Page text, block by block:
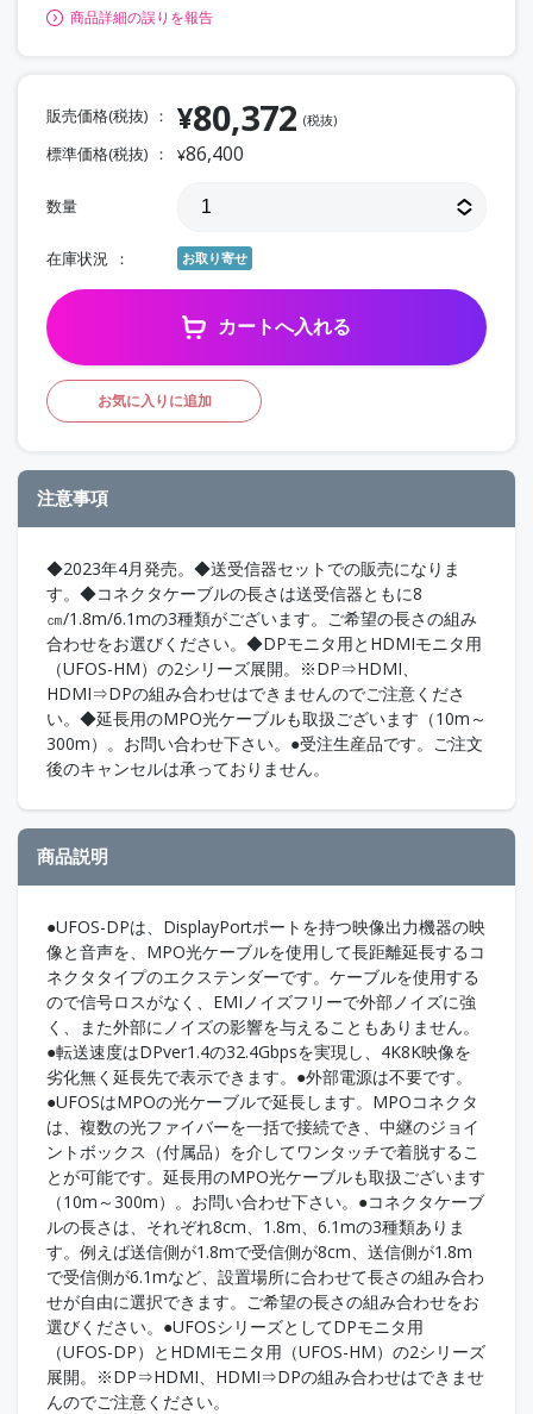
商品詳細の誤りを報告
販売価格(税抜) ¥80,372 (税抜)
標準価格(税抜) ¥86,400
数量
在庫状況 お取り寄せ
カートへ入れる
お気に入りに追加
注意事項
◆2023年4月発売。◆送受信器セットでの販売になりま
す。◆コネクタケーブルの長さは送受信器ともに8
㎝/1.8m/6.1mの3種類がございます。ご希望の長さの組み
合わせをお選びください。◆DPモニタ用とHDMIモニタ用
（UFOS-HM）の2シリーズ展開。※DP⇒HDMI、
HDMI⇒DPの組み合わせはできませんのでご注意くださ
い。◆延長用のMPO光ケーブルも取扱ございます（10m～
300m）。お問い合わせ下さい。●受注生産品です。ご注文
後のキャンセルは承っておりません。
商品説明
●UFOS-DPは、DisplayPortポートを持つ映像出力機器の映
像と音声を、MPO光ケーブルを使用して長距離延長するコ
ネクタタイプのエクステンダーです。ケーブルを使用する
ので信号ロスがなく、EMIノイズフリーで外部ノイズに強
く、また外部にノイズの影響を与えることもありません。
●転送速度はDPver1.4の32.4Gbpsを実現し、4K8K映像を
劣化無く延長先で表示できます。●外部電源は不要です。
●UFOSはMPOの光ケーブルで延長します。MPOコネクタ
は、複数の光ファイバーを一括で接続でき、中継のジョイ
ントボックス（付属品）を介してワンタッチで着脱するこ
とが可能です。延長用のMPO光ケーブルも取扱ございます
（10m～300m）。お問い合わせ下さい。●コネクタケーブ
ルの長さは、それぞれ8cm、1.8m、6.1mの3種類ありま
す。例えば送信側が1.8mで受信側が8cm、送信側が1.8m
で受信側が6.1mなど、設置場所に合わせて長さの組み合わ
せが自由に選択できます。ご希望の長さの組み合わせをお
選びください。●UFOSシリーズとしてDPモニタ用
（UFOS-DP）とHDMIモニタ用（UFOS-HM）の2シリーズ
展開。※DP⇒HDMI、HDMI⇒DPの組み合わせはできませ
んのでご注意ください。